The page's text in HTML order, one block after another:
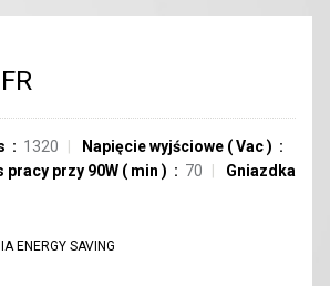
1320 Napięcie wyjściowe (Vac)
pracy przy 90W ( min ) 70
Gniazdka
ENERGY SAVING